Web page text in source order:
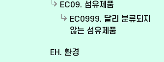
EC09. 섬유제품
EC0999. 달리 분류되지
않는 섬유제품
EH. 환경